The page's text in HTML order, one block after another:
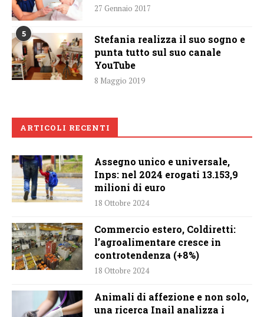
27 Gennaio 2017
5
Stefania realizza il suo sogno e
punta tutto sul suo canale
YouTube
8 Maggio 2019
ARTICOLI RECENTI
Assegno unico e universale,
Inps: nel 2024 erogati 13.153,9
milioni di euro
18 Ottobre 2024
Commercio estero, Coldiretti:
l’agroalimentare cresce in
controtendenza (+8%)
18 Ottobre 2024
Animali di affezione e non solo,
una ricerca Inail analizza i